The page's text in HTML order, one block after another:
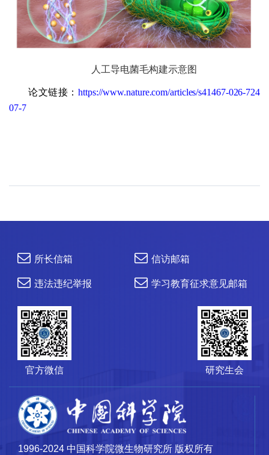
人工导电菌毛构建示意图
论文链接：https://www.nature.com/articles/s41467-026-724
07-7
所长信箱 信访邮箱
违法违纪举报 学习教育征求意见邮箱
官方微信 研究生会
1996-2024 中国科学院微生物研究所 版权所有